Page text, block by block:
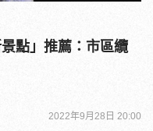
點」推薦：市區纜
2022年9月28日 20:00